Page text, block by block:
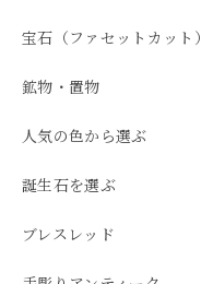
宝石（ファセットカット）
鉱物・置物
人気の色から選ぶ
誕生石を選ぶ
ブレスレッド